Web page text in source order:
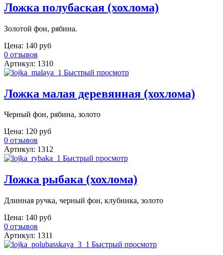
Ложка полубаская (хохлома)
Золотой фон, рябина.
Цена: 140 руб
0 отзывов
Артикул: 1310
Быстрый просмотр
Ложка малая деревянная (хохлома)
Черный фон, рябина, золото
Цена: 120 руб
0 отзывов
Артикул: 1312
Быстрый просмотр
Ложка рыбака (хохлома)
Длинная ручка, черный фон, клубника, золото
Цена: 140 руб
0 отзывов
Артикул: 1311
Быстрый просмотр